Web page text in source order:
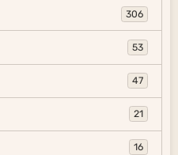
306
53
47
21
16